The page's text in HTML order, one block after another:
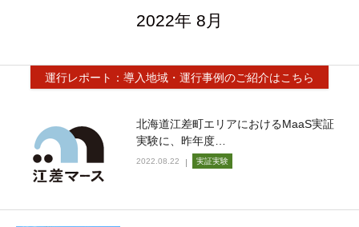
2022年 8月
運行レポート：導入地域・運行事例のご紹介はこちら
北海道江差町エリアにおけるMaaS実証
実験に、昨年度…
2022.08.22 実証実験